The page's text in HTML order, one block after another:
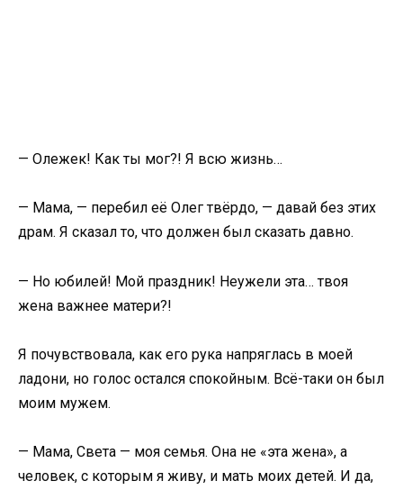
— Олежек! Как ты мог?! Я всю жизнь…
— Мама, — перебил её Олег твёрдо, — давай без этих
драм. Я сказал то, что должен был сказать давно.
— Но юбилей! Мой праздник! Неужели эта… твоя
жена важнее матери?!
Я почувствовала, как его рука напряглась в моей
ладони, но голос остался спокойным. Всё-таки он был
моим мужем.
— Мама, Света — моя семья. Она не «эта жена», а
человек, с которым я живу, и мать моих детей. И да,